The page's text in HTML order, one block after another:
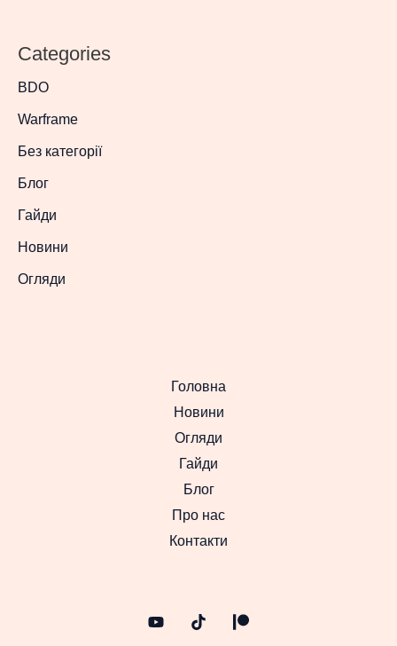
Categories
BDO
Warframe
Без категорії
Блог
Гайди
Новини
Огляди
Головна
Новини
Огляди
Гайди
Блог
Про нас
Контакти